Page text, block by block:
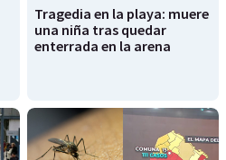
Tragedia en la playa: muere
una niña tras quedar
enterrada en la arena